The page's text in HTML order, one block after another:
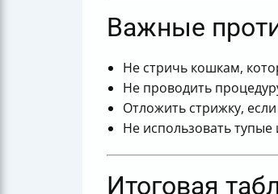
Важные
Не стричь кошкам,
Не проводить
Отложить стрижку,
Не использовать
Итоговая